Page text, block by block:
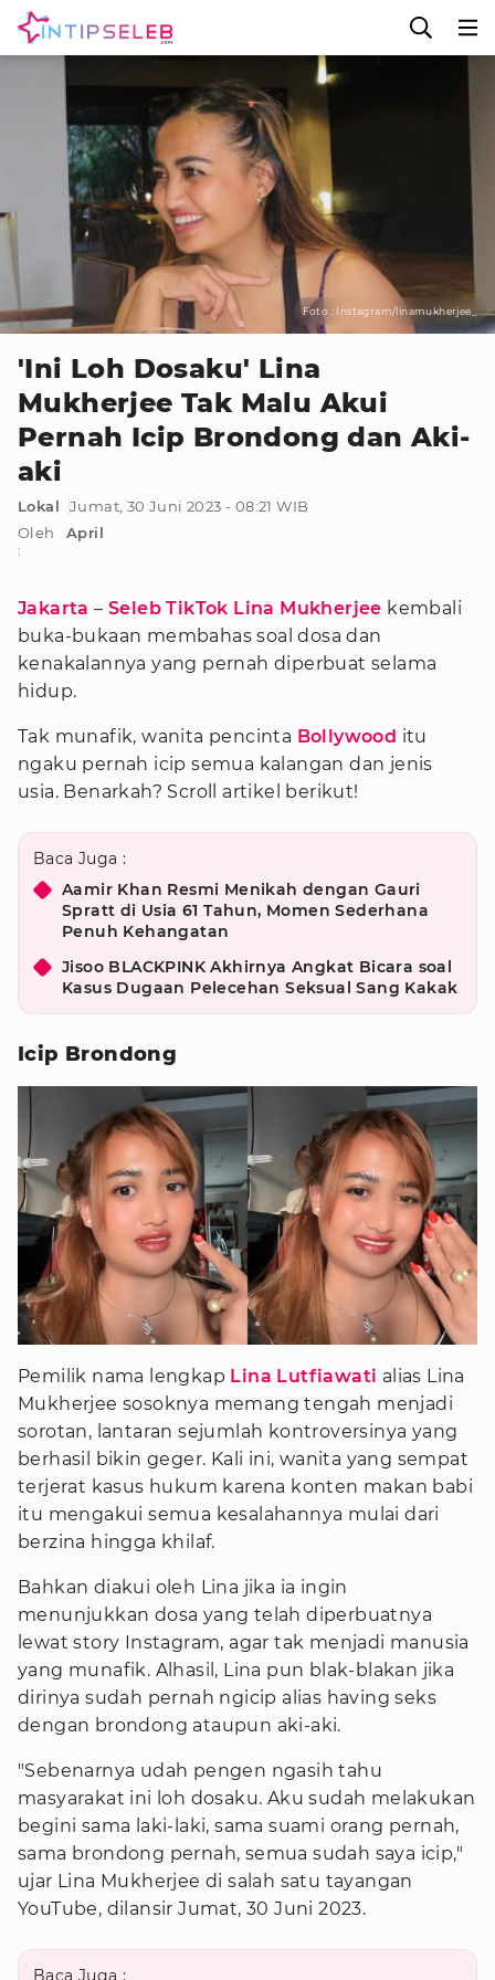
Foto : Instagram/linamukherjee_
'Ini Loh Dosaku' Lina
Mukherjee Tak Malu Akui
Pernah Icip Brondong dan Aki-
aki
Lokal
Jumat, 30 Juni 2023 - 08:21 WIB
Oleh
:
April
Jakarta –Seleb TikTok Lina Mukherjee kembali
buka-bukaan membahas soal dosa dan
kenakalannya yang pernah diperbuat selama
hidup.
Tak munafik, wanita pencinta Bollywood itu
ngaku pernah icip semua kalangan dan jenis
usia. Benarkah? Scroll artikel berikut!
Baca Juga :
Aamir Khan Resmi Menikah dengan Gauri
Spratt di Usia 61 Tahun, Momen Sederhana
Penuh Kehangatan
Jisoo BLACKPINK Akhirnya Angkat Bicara soal
Kasus Dugaan Pelecehan Seksual Sang Kakak
Icip Brondong
Pemilik nama lengkap Lina Lutfiawati alias Lina
Mukherjee sosoknya memang tengah menjadi
sorotan, lantaran sejumlah kontroversinya yang
berhasil bikin geger. Kali ini, wanita yang sempat
terjerat kasus hukum karena konten makan babi
itu mengakui semua kesalahannya mulai dari
berzina hingga khilaf.
Bahkan diakui oleh Lina jika ia ingin
menunjukkan dosa yang telah diperbuatnya
lewat story Instagram, agar tak menjadi manusia
yang munafik. Alhasil, Lina pun blak-blakan jika
dirinya sudah pernah ngicip alias having seks
dengan brondong ataupun aki-aki.
"Sebenarnya udah pengen ngasih tahu
masyarakat ini loh dosaku. Aku sudah melakukan
begini sama laki-laki, sama suami orang pernah,
sama brondong pernah, semua sudah saya icip,"
ujar Lina Mukherjee di salah satu tayangan
YouTube, dilansir Jumat, 30 Juni 2023.
Baca Juga :